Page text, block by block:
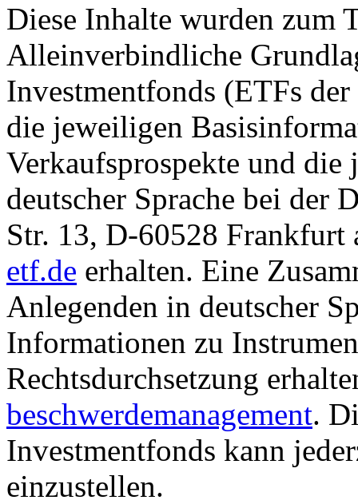
Diese Inhalte wurden zum
Alleinverbindliche
Investmentfonds (ETFs
die jeweiligen
Verkaufsprospekte und
deutscher Sprache bei der
Str. 13, D-60528
etf.de erhalten. Eine
Anlegenden in deutscher
Informationen zu
Rechtsdurchsetzung
beschwerdemanagement.
Investmentfonds kann
einzustellen.